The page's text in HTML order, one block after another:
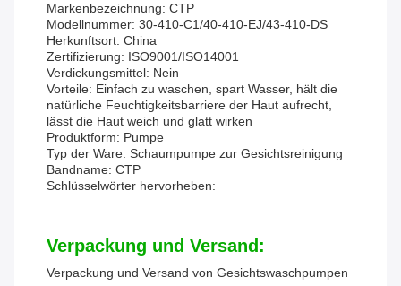
Markenbezeichnung: CTP
Modellnummer: 30-410-C1/40-410-EJ/43-410-DS
Herkunftsort: China
Zertifizierung: ISO9001/ISO14001
Verdickungsmittel: Nein
Vorteile: Einfach zu waschen, spart Wasser, hält die
natürliche Feuchtigkeitsbarriere der Haut aufrecht,
lässt die Haut weich und glatt wirken
Produktform: Pumpe
Typ der Ware: Schaumpumpe zur Gesichtsreinigung
Bandname: CTP
Schlüsselwörter hervorheben:
Verpackung und Versand:
Verpackung und Versand von Gesichtswaschpumpen